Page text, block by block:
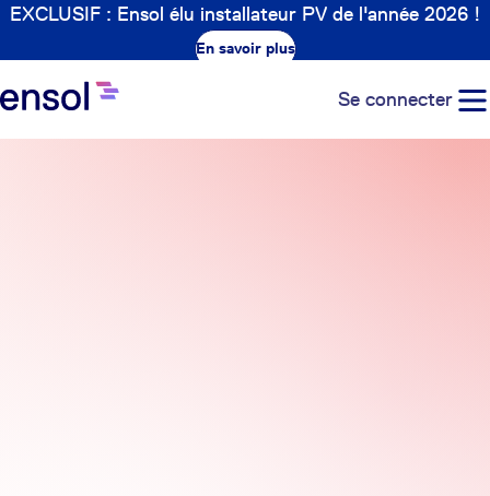
EXCLUSIF : Ensol élu installateur PV de l'année 2026 !
En savoir plus
Se connecter